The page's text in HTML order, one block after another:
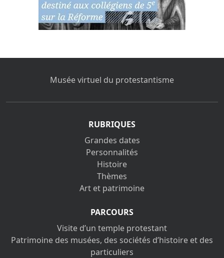
Musée virtuel du protestantisme
RUBRIQUES
Grandes dates
Personnalités
Histoire
Thèmes
Art et patrimoine
PARCOURS
Visite d’un temple protestant
Patrimoine des musées, des sociétés d’histoire et des
particuliers